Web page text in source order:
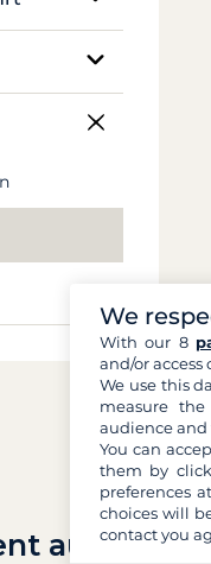
auf
We
With our 8
and/or
We use this
measure
audience and
You can
them by
preferences
choices will
contact you